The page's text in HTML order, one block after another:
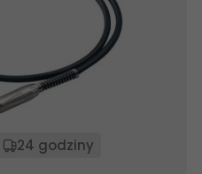
24 godziny